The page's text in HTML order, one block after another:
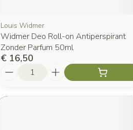
Louis Widmer
Widmer Deo Roll-on Antiperspirant
Zonder Parfum 50ml
€ 16,50